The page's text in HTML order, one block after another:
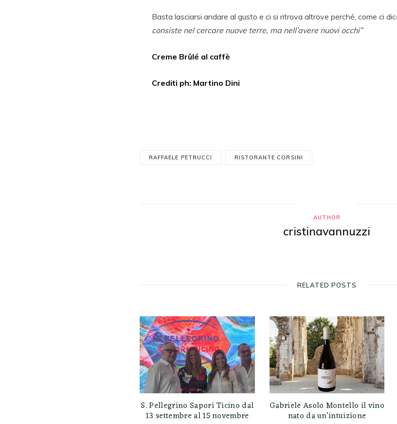
Basta lasciarsi andare al gusto e ci si ritrova altrove perché, come ci
consiste nel cercare nuove terre, ma nell’avere nuovi occhi”
Creme Brûlé al caffè
Crediti ph: Martino Dini
RAFFAELE PETRUCCI RISTORANTE CORSINI
AUTHOR
cristinavannuzzi
RELATED POSTS
S. Pellegrino Sapori Ticino dal
13 settembre al 15 novembre
Gabriele Asolo Montello il vino
nato da un’intuizione